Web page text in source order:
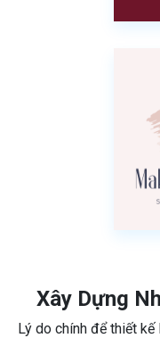
Xây Dựng
Lý do chính để thiết